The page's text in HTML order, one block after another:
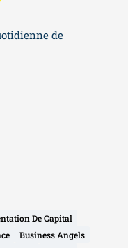
de
De Capital
Business Angels